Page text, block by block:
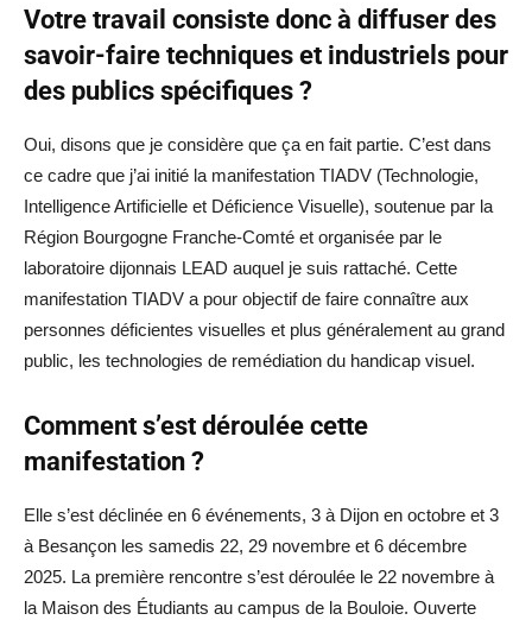
Votre travail consiste donc à diffuser des
savoir-faire techniques et industriels pour
des publics spécifiques ?
Oui, disons que je considère que ça en fait partie. C’est dans
ce cadre que j’ai initié la manifestation TIADV (Technologie,
Intelligence Artificielle et Déficience Visuelle), soutenue par la
Région Bourgogne Franche-Comté et organisée par le
laboratoire dijonnais LEAD auquel je suis rattaché. Cette
manifestation TIADV a pour objectif de faire connaître aux
personnes déficientes visuelles et plus généralement au grand
public, les technologies de remédiation du handicap visuel.
Comment s’est déroulée cette
manifestation ?
Elle s’est déclinée en 6 événements, 3 à Dijon en octobre et 3
à Besançon les samedis 22, 29 novembre et 6 décembre
2025. La première rencontre s’est déroulée le 22 novembre à
la Maison des Étudiants au campus de la Bouloie. Ouverte